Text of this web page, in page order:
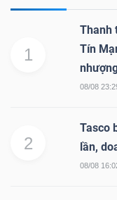
1
Thanh
Tín
08/08
2
Tasco
lần,
08/08